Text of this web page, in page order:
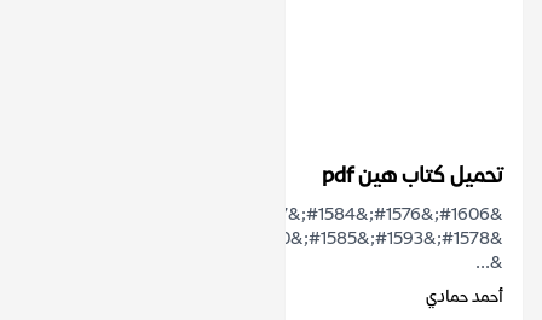
تحميل كتاب هين pdf
&...
أحمد حمادي